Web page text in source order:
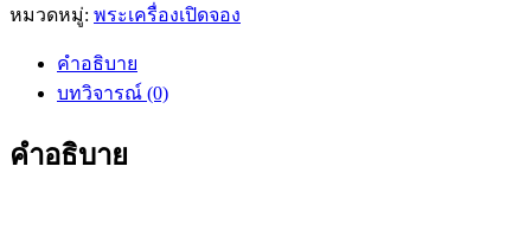
หมวดหมู่: พระเครื่องเปิดจอง
คำอธิบาย
บทวิจารณ์ (0)
คำอธิบาย